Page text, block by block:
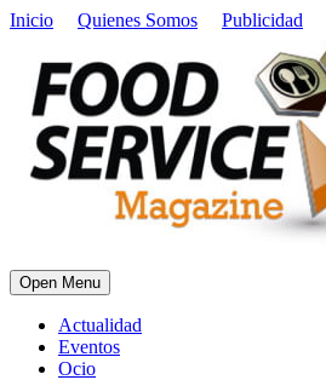
Inicio Quienes Somos Publicidad
Open Menu
Actualidad
Eventos
Ocio